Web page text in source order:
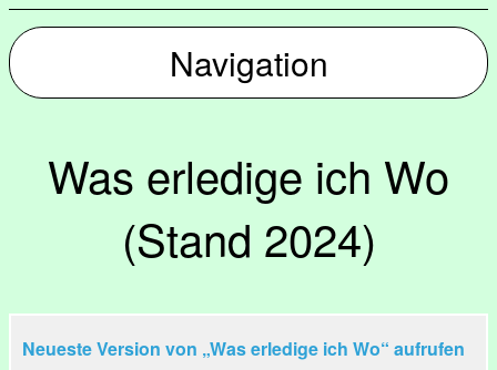
Navigation
Was erledige ich Wo
(Stand 2024)
Neueste Version von „Was erledige ich Wo“ aufrufen